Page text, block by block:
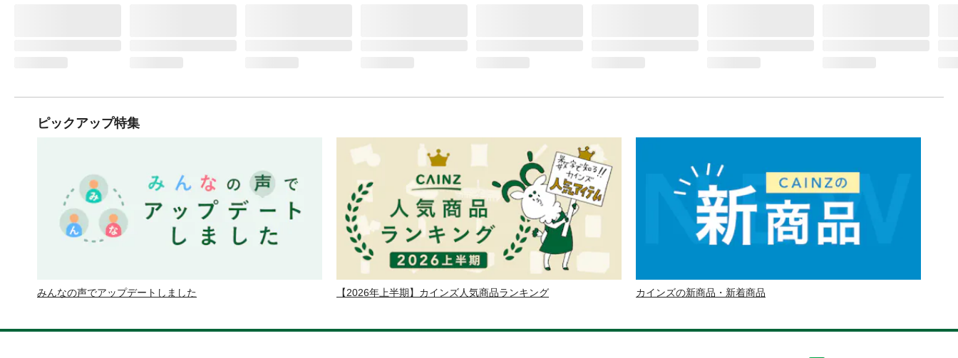
ピックアップ特集
みんなの声でアップデートしました 【2026年上半期】カインズ人気商品ランキング カインズの新商品・新着商品